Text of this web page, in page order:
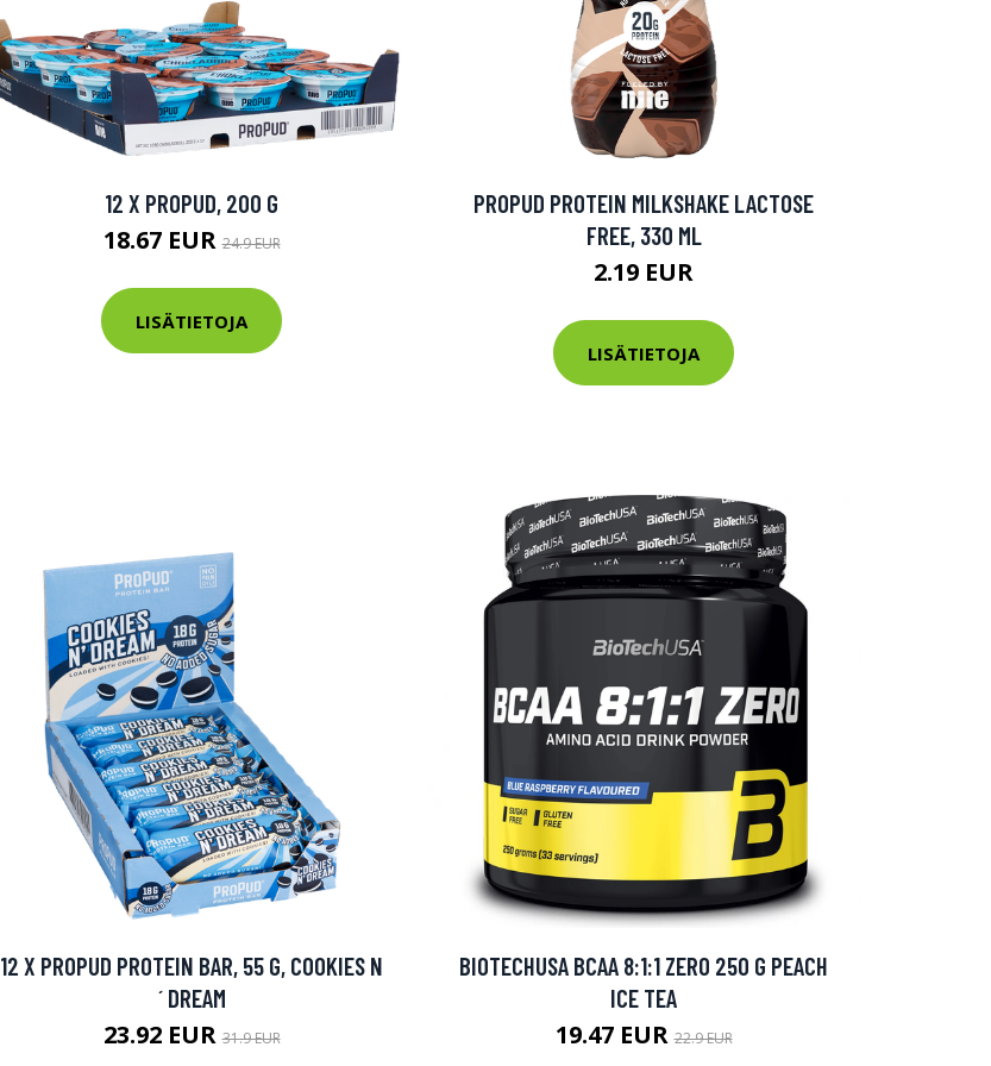
12 X PROPUD, 200 G
18.67 EUR24.9 EUR
LISÄTIETOJA
PROPUD PROTEIN MILKSHAKE LACTOSE
FREE, 330 ML
2.19 EUR
LISÄTIETOJA
12 X PROPUD PROTEIN BAR, 55 G, COOKIES N
´ DREAM
23.92 EUR31.9 EUR
BIOTECHUSA BCAA 8:1:1 ZERO 250 G PEACH
ICE TEA
19.47 EUR22.9 EUR